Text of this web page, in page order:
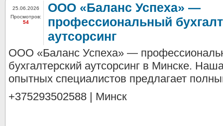
25.06.2026
Просмотров:
54
ООО «Баланс Успеха» —
профессиональный
аутсорсинг
ООО «Баланс Успеха» —
бухгалтерский аутсорсинг в Минске.
опытных специалистов предлагает
+375293502588 | Минск